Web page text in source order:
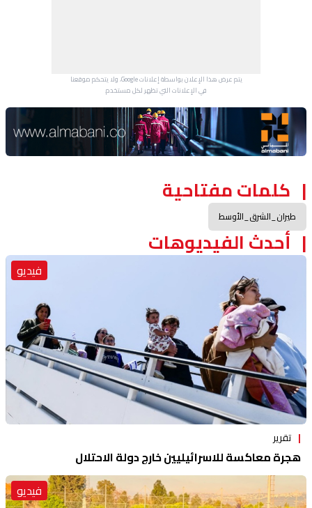
يتم عرض هذا الإعلان بواسطة إعلانات Google، ولا يتحكم موقعنا
في الإعلانات التي تظهر لكل مستخدم.
Advertisement Section
كلمات مفتاحية
طيران_الشرق_الأوسط
أحدث الفيديوهات
فيديو
تقرير
هجرة معاكسة للاسرائيليين خارج دولة الاحتلال
فيديو